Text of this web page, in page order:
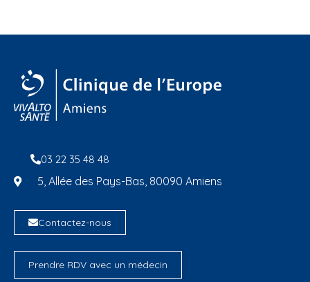
03 22 35 48 48
5, Allée des Pays-Bas, 80090 Amiens
Contactez-nous
Prendre RDV avec un médecin